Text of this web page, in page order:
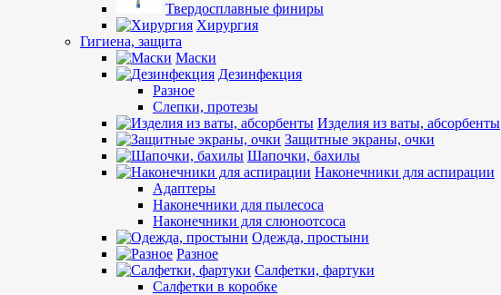
Твердосплавные финиры
Хирургия
Гигиена, защита
Маски
Дезинфекция
Разное
Слепки, протезы
Изделия из ваты, абсорбенты
Защитные экраны, очки
Шапочки, бахилы
Наконечники для аспирации
Адаптеры
Наконечники для пылесоса
Наконечники для слюноотсоса
Одежда, простыни
Разное
Салфетки, фартуки
Салфетки в коробке